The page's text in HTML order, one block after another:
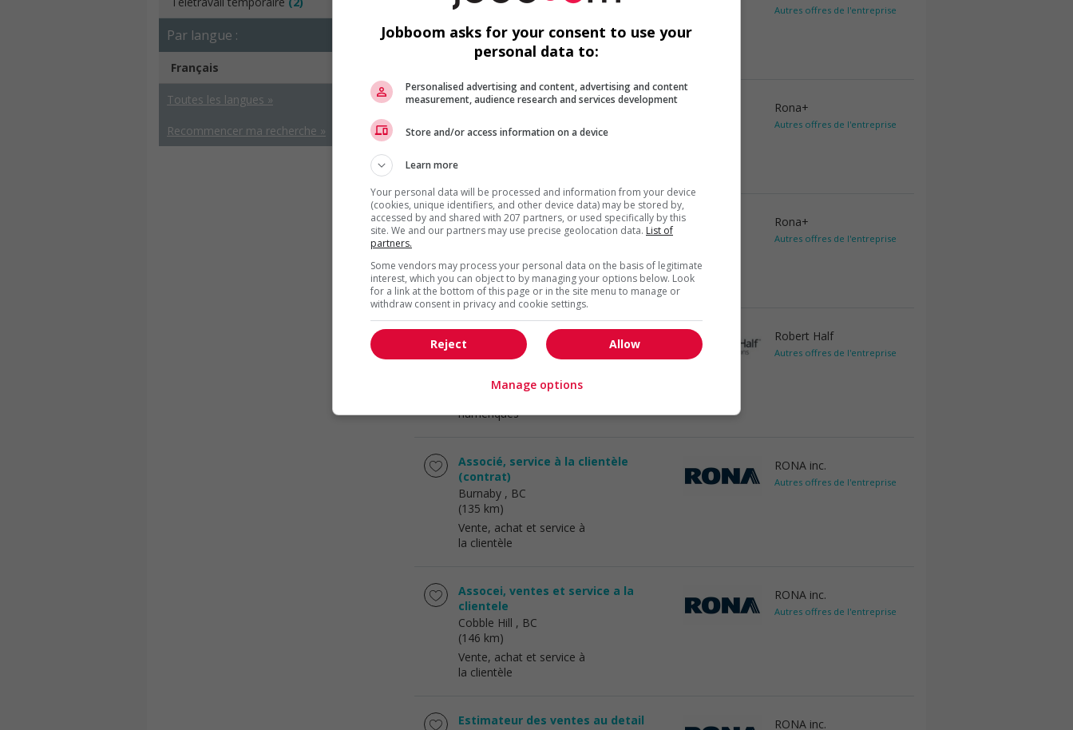
Par langue :
Français
Toutes les langues »
Recommencer ma recherche »
Vancouver
, BC
Vente, achat et service à
la clientèle
Autres offres de l'entreprise
Associe' au service a' la cliente'le'
(126 km)
Rona+
Autres offres de l'entreprise
Caissier en chef
Vancouver, BC
Vente, achat et service à
la clientèle
Rona+
Autres offres de l'entreprise
Business intelligence developer
(tableau)
Vancouver, BC
(127 km)
numériques
Robert Half
Autres offres de l'entreprise
Associé, service à la clientèle
(contrat)
Burnaby , BC
(135 km)
Vente, achat et service à
la clientèle
RONA inc.
Autres offres de l'entreprise
Assocei, ventes et service a la
clientele
Cobble Hill , BC
(146 km)
Vente, achat et service à
la clientèle
RONA inc.
Autres offres de l'entreprise
Estimateur des ventes au detail
RONA inc.
Jobboom asks for your consent to use your
personal data to:
Personalised advertising and content, advertising and content
measurement, audience research and services development
Store and/or access information on a device
Learn more
Your personal data will be processed and information from your device
(cookies, unique identifiers, and other device data) may be stored by,
accessed by and shared with 207 partners, or used specifically by this
site. We and our partners may use precise geolocation data. List of
partners.
Some vendors may process your personal data on the basis of legitimate
interest, which you can object to by managing your options below. Look
for a link at the bottom of this page or in the site menu to manage or
withdraw consent in privacy and cookie settings.
Allow
Reject
Manage options